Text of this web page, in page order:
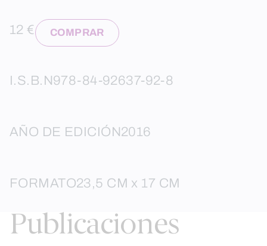
12 € COMPRAR
I.S.B.N978-84-92637-92-8
AÑO DE EDICIÓN2016
FORMATO23,5 CM x 17 CM
Publicaciones